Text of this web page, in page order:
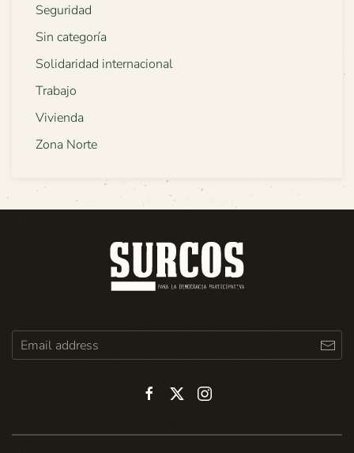
Seguridad
Sin categoría
Solidaridad internacional
Trabajo
Vivienda
Zona Norte